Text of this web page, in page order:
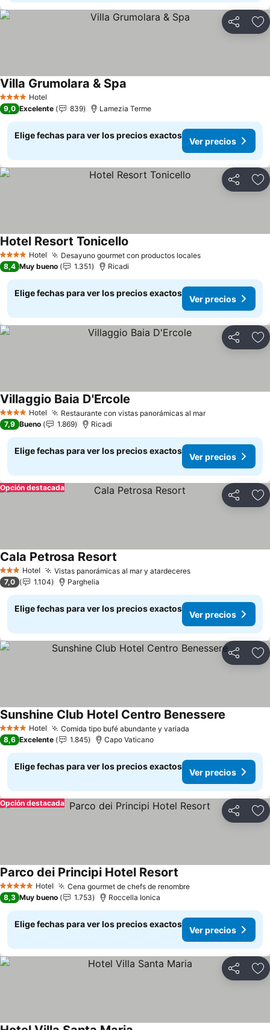
Compartir
4 EstrellasHotel
Villa Grumolara & Spa
9,0 Excelente 839 Lamezia Terme
Elige fechas para ver los precios exactos
Ver precios
Compartir
4 EstrellasHotel Desayuno gourmet con productos locales
Hotel Resort Tonicello
8,4 Muy bueno 1.351 Ricadi
Elige fechas para ver los precios exactos
Ver precios
Compartir
4 EstrellasHotel Restaurante con vistas panorámicas al mar
Villaggio Baia D'Ercole
7,9 Bueno 1.869 Ricadi
Elige fechas para ver los precios exactos
Ver precios
Compartir
Opción destacada
3 Estrellas
Hotel Vistas panorámicas al mar y atardeceres
Cala Petrosa Resort
7,0 1.104 Parghelia
Elige fechas para ver los precios exactos
Ver precios
Compartir
4 EstrellasHotel Comida tipo bufé abundante y variada
Sunshine Club Hotel Centro Benessere
8,6 Excelente 1.845 Capo Vaticano
Elige fechas para ver los precios exactos
Ver precios
Compartir
Opción destacada
5 Estrellas Hotel Cena gourmet de chefs de renombre
Parco dei Principi Hotel Resort
8,3 Muy bueno 1.753 Roccella Ionica
Elige fechas para ver los precios exactos
Ver precios
Compartir